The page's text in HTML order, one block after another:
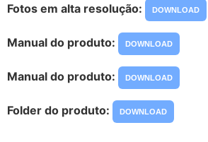
Fotos em alta resolução: DOWNLOAD
Manual do produto: DOWNLOAD
Manual do produto: DOWNLOAD
Folder do produto: DOWNLOAD